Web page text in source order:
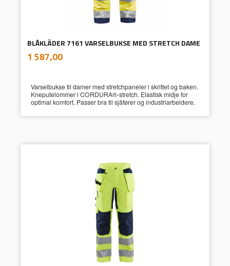
BLÅKLÄDER 7161 VARSELBUKSE MED STRETCH DAME
Pris
1 587,00mva.
Varselbukse til damer med stretchpaneler i skrittet og baken.
Kneputelommer i CORDURA®-stretch. Elastisk midje for
optimal komfort. Passer bra til sjåfører og industriarbeidere.